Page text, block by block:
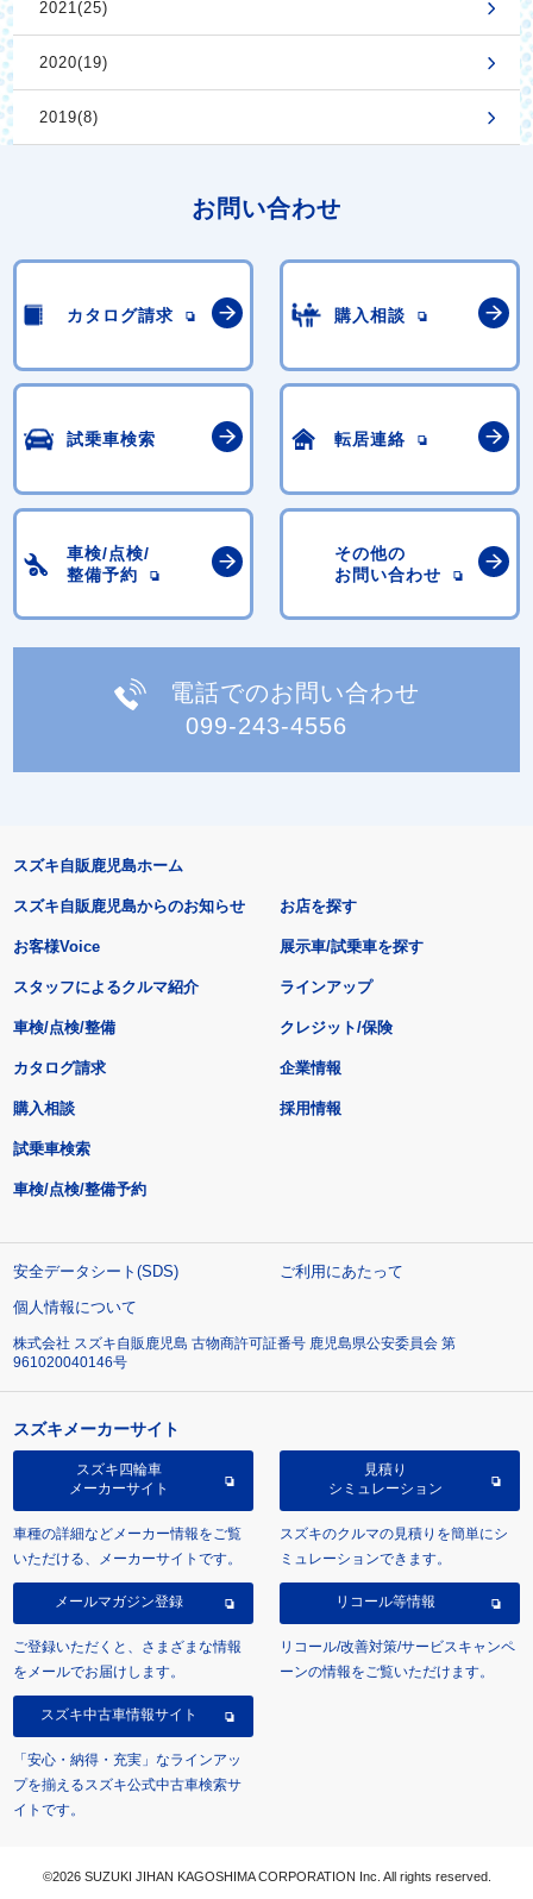
2021(25)
2020(19)
2019(8)
お問い合わせ
カタログ請求 購入相談
試乗車検索 転居連絡
車検/点検/
整備予約
その他の
お問い合わせ
電話でのお問い合わせ
099-243-4556
スズキ自販鹿児島ホーム
スズキ自販鹿児島からのお知らせ
お客様Voice
スタッフによるクルマ紹介
お店を探す
展示車/試乗車を探す
ラインアップ
車検/点検/整備 クレジット/保険
カタログ請求
購入相談
試乗車検索
車検/点検/整備予約
企業情報
採用情報
安全データシート(SDS)
ご利用にあたって
個人情報について
株式会社 スズキ自販鹿児島 古物商許可証番号 鹿児島県公安委員会 第
961020040146号
スズキメーカーサイト
スズキ四輪車
メーカーサイト
車種の詳細などメーカー情報をご覧
いただける、メーカーサイトです。
見積り
シミュレーション
スズキのクルマの見積りを簡単にシ
ミュレーションできます。
メールマガジン登録
ご登録いただくと、さまざまな情報
をメールでお届けします。
リコール等情報
リコール/改善対策/サービスキャンペ
ーンの情報をご覧いただけます。
スズキ中古車情報サイト
「安心・納得・充実」なラインアッ
プを揃えるスズキ公式中古車検索サ
イトです。
©2026 SUZUKI JIHAN KAGOSHIMA CORPORATION Inc. All rights reserved.